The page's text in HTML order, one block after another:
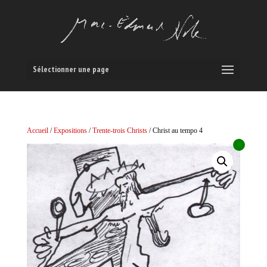
Sélectionner une page
Accueil/Expositions/Trente-trois Christs/ Christ au tempo 4